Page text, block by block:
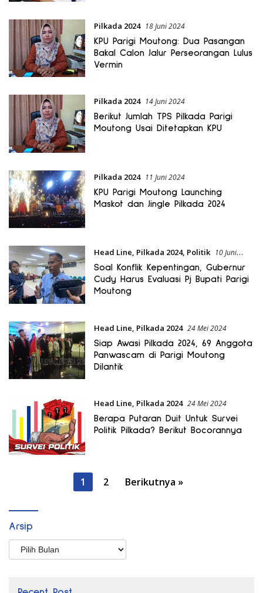
Pilkada 2024 18 Juni 2024
KPU Parigi Moutong: Dua Pasangan
Bakal Calon Jalur Perseorangan Lulus
Vermin
Pilkada 2024 14 Juni 2024
Berikut Jumlah TPS Pilkada Parigi
Moutong Usai Ditetapkan KPU
Pilkada 2024 11 Juni 2024
KPU Parigi Moutong Launching
Maskot dan Jingle Pilkada 2024
Head Line, Pilkada 2024, Politik
10 Juni
2024
Soal Konflik Kepentingan, Gubernur
Cudy Harus Evaluasi Pj Bupati Parigi
Moutong
Head Line, Pilkada 2024 24 Mei 2024
Siap Awasi Pilkada 2024, 69 Anggota
Panwascam di Parigi Moutong
Dilantik
Head Line, Pilkada 2024 24 Mei 2024
Berapa Putaran Duit Untuk Survei
Politik Pilkada? Berikut Bocorannya
1 2 Berikutnya »
Arsip
Arsip